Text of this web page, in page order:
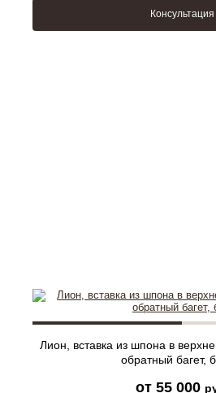
Консультация
Лион, вставка из шпона в
обратный багет,
от 55 000